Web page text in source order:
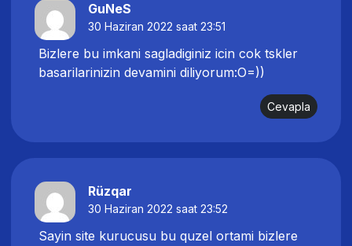
GuNeS
30 Haziran 2022 saat 23:51
Bizlere bu imkani sagladiginiz icin cok tskler
basarilarinizin devamini diliyorum:O=))
Cevapla
Rüzqar
30 Haziran 2022 saat 23:52
Sayin site kurucusu bu quzel ortami bizlere